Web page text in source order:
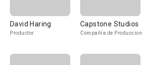
David Haring
Productor
Capstone Studios
Compañía de Produccion